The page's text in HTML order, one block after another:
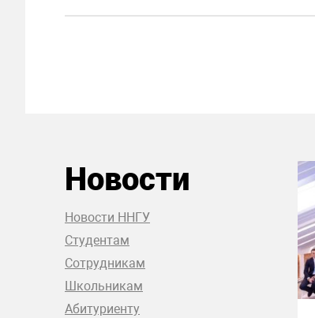
Новости
Новости ННГУ
Студентам
Сотрудникам
Школьникам
Абитуриенту